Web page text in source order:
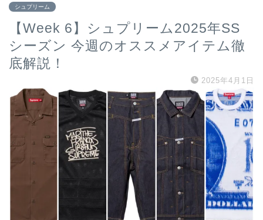
シュプリーム
【Week 6】シュプリーム2025年SS
シーズン 今週のオススメアイテム徹
底解説！
2025年4月1日